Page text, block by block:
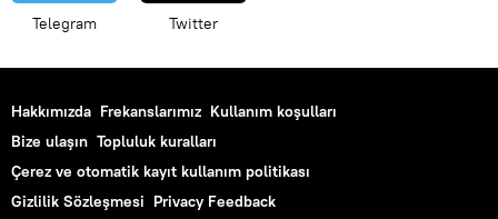
Telegram Twitter
Hakkımızda Frekanslarımız Kullanım koşulları
Bize ulaşın Topluluk kuralları
Çerez ve otomatik kayıt kullanım politikası
Gizlilik Sözleşmesi Privacy Feedback